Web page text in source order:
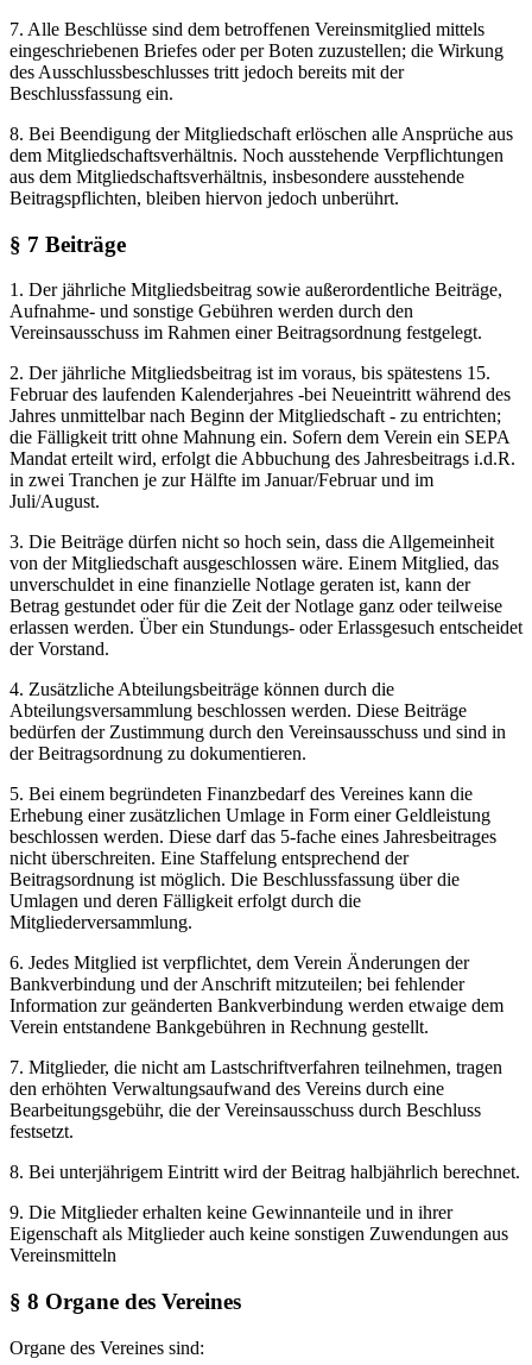
7. Alle Beschlüsse sind dem betroffenen Vereinsmitglied mittels
eingeschriebenen Briefes oder per Boten zuzustellen; die Wirkung
des Ausschlussbeschlusses tritt jedoch bereits mit der
Beschlussfassung ein.
8. Bei Beendigung der Mitgliedschaft erlöschen alle Ansprüche aus
dem Mitgliedschaftsverhältnis. Noch ausstehende Verpflichtungen
aus dem Mitgliedschaftsverhältnis, insbesondere ausstehende
Beitragspflichten, bleiben hiervon jedoch unberührt.
§ 7 Beiträge
1. Der jährliche Mitgliedsbeitrag sowie außerordentliche Beiträge,
Aufnahme- und sonstige Gebühren werden durch den
Vereinsausschuss im Rahmen einer Beitragsordnung festgelegt.
2. Der jährliche Mitgliedsbeitrag ist im voraus, bis spätestens 15.
Februar des laufenden Kalenderjahres -bei Neueintritt während des
Jahres unmittelbar nach Beginn der Mitgliedschaft - zu entrichten;
die Fälligkeit tritt ohne Mahnung ein. Sofern dem Verein ein SEPA
Mandat erteilt wird, erfolgt die Abbuchung des Jahresbeitrags i.d.R.
in zwei Tranchen je zur Hälfte im Januar/Februar und im
Juli/August.
3. Die Beiträge dürfen nicht so hoch sein, dass die Allgemeinheit
von der Mitgliedschaft ausgeschlossen wäre. Einem Mitglied, das
unverschuldet in eine finanzielle Notlage geraten ist, kann der
Betrag gestundet oder für die Zeit der Notlage ganz oder teilweise
erlassen werden. Über ein Stundungs- oder Erlassgesuch entscheidet
der Vorstand.
4. Zusätzliche Abteilungsbeiträge können durch die
Abteilungsversammlung beschlossen werden. Diese Beiträge
bedürfen der Zustimmung durch den Vereinsausschuss und sind in
der Beitragsordnung zu dokumentieren.
5. Bei einem begründeten Finanzbedarf des Vereines kann die
Erhebung einer zusätzlichen Umlage in Form einer Geldleistung
beschlossen werden. Diese darf das 5-fache eines Jahresbeitrages
nicht überschreiten. Eine Staffelung entsprechend der
Beitragsordnung ist möglich. Die Beschlussfassung über die
Umlagen und deren Fälligkeit erfolgt durch die
Mitgliederversammlung.
6. Jedes Mitglied ist verpflichtet, dem Verein Änderungen der
Bankverbindung und der Anschrift mitzuteilen; bei fehlender
Information zur geänderten Bankverbindung werden etwaige dem
Verein entstandene Bankgebühren in Rechnung gestellt.
7. Mitglieder, die nicht am Lastschriftverfahren teilnehmen, tragen
den erhöhten Verwaltungsaufwand des Vereins durch eine
Bearbeitungsgebühr, die der Vereinsausschuss durch Beschluss
festsetzt.
8. Bei unterjährigem Eintritt wird der Beitrag halbjährlich berechnet.
9. Die Mitglieder erhalten keine Gewinnanteile und in ihrer
Eigenschaft als Mitglieder auch keine sonstigen Zuwendungen aus
Vereinsmitteln
§ 8 Organe des Vereines
Organe des Vereines sind: